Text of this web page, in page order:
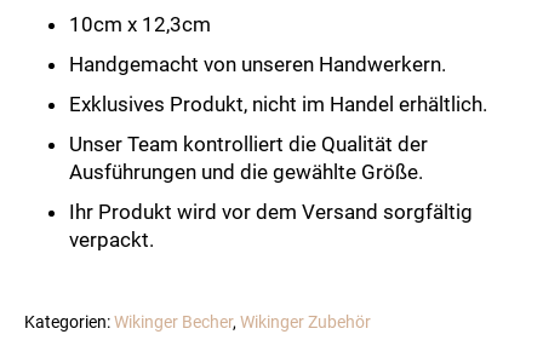
10cm x 12,3cm
Handgemacht von unseren Handwerkern.
Exklusives Produkt, nicht im Handel erhältlich.
Unser Team kontrolliert die Qualität der
Ausführungen und die gewählte Größe.
Ihr Produkt wird vor dem Versand sorgfältig
verpackt.
Kategorien:Wikinger Becher,Wikinger Zubehör